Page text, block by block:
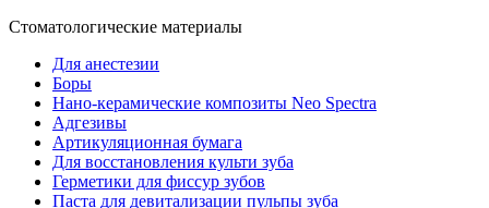
Стоматологические материалы
Для анестезии
Боры
Нано-керамические композиты Neo Spectra
Адгезивы
Артикуляционная бумага
Для восстановления культи зуба
Герметики для фиссур зубов
Паста для девитализации пульпы зуба